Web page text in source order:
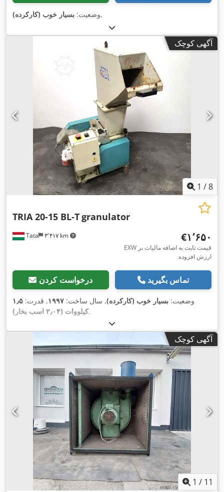
وضعیت: بسیار خوب (کارکرده) ,
آگهی کوچک
1 /8
Tata ۳٬۴۱۷ km
TRIA 20-15 BL-Tgranulator
‎€۱٬۶۵۰
EXW قیمت ثابت به اضافه مالیات بر
ارزش افزوده
درخواست کردن تماس بگیرید
وضعیت: بسیار خوب (کارکرده), سال ساخت: ۱۹۹۷, قدرت: ۱٫۵
کیلووات (۲٫۰۴ اسب بخار),
آگهی کوچک
1 / 11